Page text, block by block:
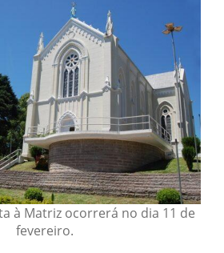
à Matriz ocorrerá no dia 11 de
fevereiro.